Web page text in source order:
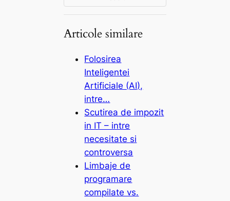
Articole similare
Folosirea
Inteligentei
Artificiale (AI),
intre…
Scutirea de impozit
in IT – intre
necesitate si
controversa
Limbaje de
programare
compilate vs.